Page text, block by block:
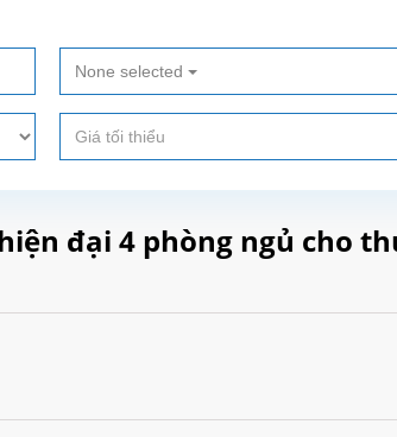
None selected
đại 4 phòng ngủ cho